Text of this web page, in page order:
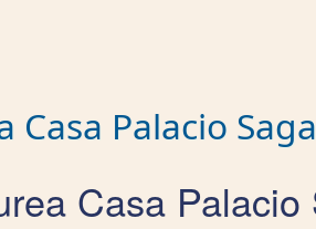
Casa Palacio
Casa